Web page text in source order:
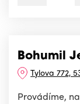
Bohumil
Tylova 772,
Provádíme,